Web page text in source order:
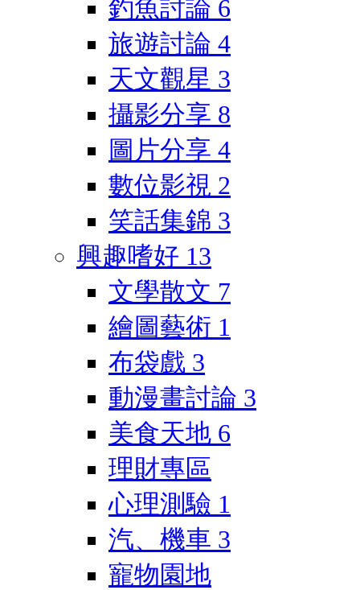
釣魚討論 6
旅遊討論 4
天文觀星 3
攝影分享 8
圖片分享 4
數位影視 2
笑話集錦 3
興趣嗜好 13
文學散文 7
繪圖藝術 1
布袋戲 3
動漫畫討論 3
美食天地 6
理財專區
心理測驗 1
汽、機車 3
寵物園地